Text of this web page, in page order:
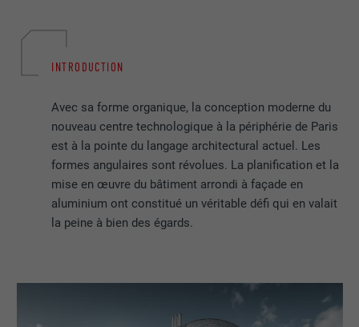
INTRODUCTION
Avec sa forme organique, la conception moderne du
nouveau centre technologique à la périphérie de Paris
est à la pointe du langage architectural actuel. Les
formes angulaires sont révolues. La planification et la
mise en œuvre du bâtiment arrondi à façade en
aluminium ont constitué un véritable défi qui en valait
la peine à bien des égards.